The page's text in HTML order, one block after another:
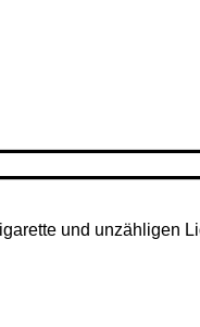
und unzähligen